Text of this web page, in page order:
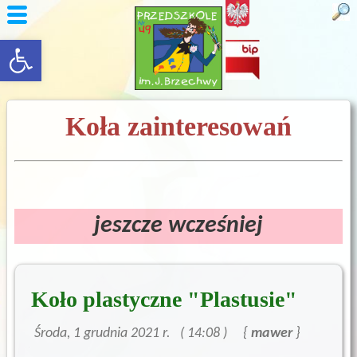
rozwiń/zwiń panel
Koła zainteresowań
jeszcze wcześniej
Koło plastyczne "Plastusie"
Środa, 1 grudnia 2021 r. ( 14:08 ) { autor:
mawer }